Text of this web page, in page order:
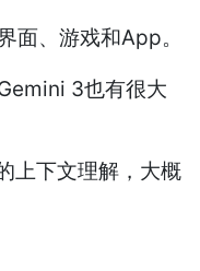
面、游戏和App。
3也有很大
上下文理解，大概